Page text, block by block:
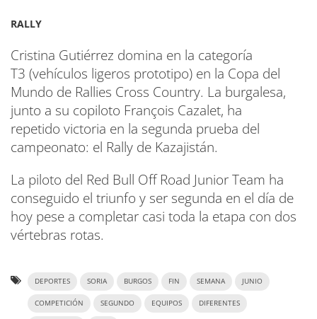
RALLY
Cristina Gutiérrez domina en la categoría
T3 (vehículos ligeros prototipo) en la Copa del
Mundo de Rallies Cross Country. La burgalesa,
junto a su copiloto François Cazalet, ha
repetido victoria en la segunda prueba del
campeonato: el Rally de Kazajistán.
La piloto del Red Bull Off Road Junior Team ha
conseguido el triunfo y ser segunda en el día de
hoy pese a completar casi toda la etapa con dos
vértebras rotas.
DEPORTES SORIA BURGOS FIN SEMANA JUNIO
COMPETICIÓN SEGUNDO EQUIPOS DIFERENTES